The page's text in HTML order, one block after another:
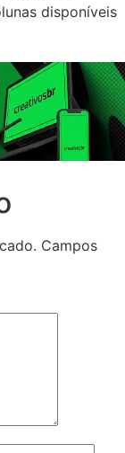
disponíveis
Campos